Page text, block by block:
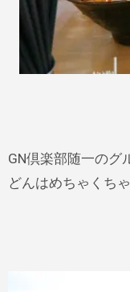
GN倶楽部随一のグ
どんはめちゃくち